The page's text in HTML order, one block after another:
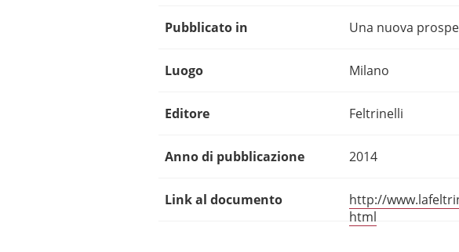
Pubblicato in Una nuova
Luogo Milano
Editore Feltrinelli
Anno di pubblicazione 2014
Link al documento
http://
html